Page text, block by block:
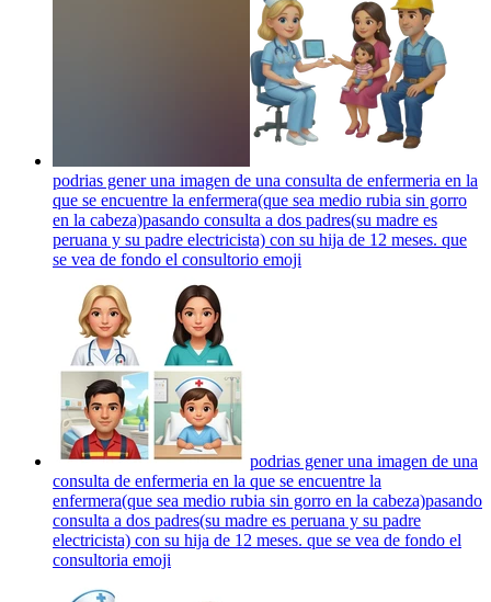
podrias gener una imagen de una consulta de enfermeria en la
que se encuentre la enfermera(que sea medio rubia sin gorro
en la cabeza)pasando consulta a dos padres(su madre es
peruana y su padre electricista) con su hija de 12 meses. que
se vea de fondo el consultorio emoji
podrias gener una imagen de una
consulta de enfermeria en la que se encuentre la
enfermera(que sea medio rubia sin gorro en la cabeza)pasando
consulta a dos padres(su madre es peruana y su padre
electricista) con su hija de 12 meses. que se vea de fondo el
consultoria emoji